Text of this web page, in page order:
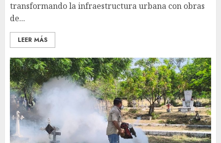
transformando la infraestructura urbana con obras
de...
LEER MÁS